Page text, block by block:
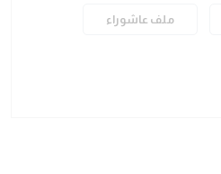
ملف عاشوراء